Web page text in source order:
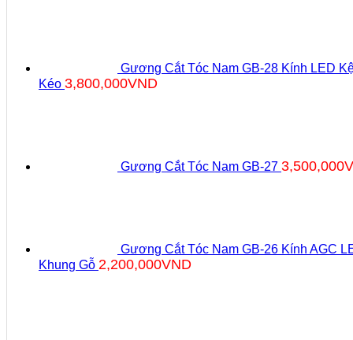
Gương Cắt Tóc Nam GB-28 Kính LED
Kéo 3,800,000VND
Gương Cắt Tóc Nam GB-27 3,500,000
Gương Cắt Tóc Nam GB-26 Kính AGC
Khung Gỗ 2,200,000VND